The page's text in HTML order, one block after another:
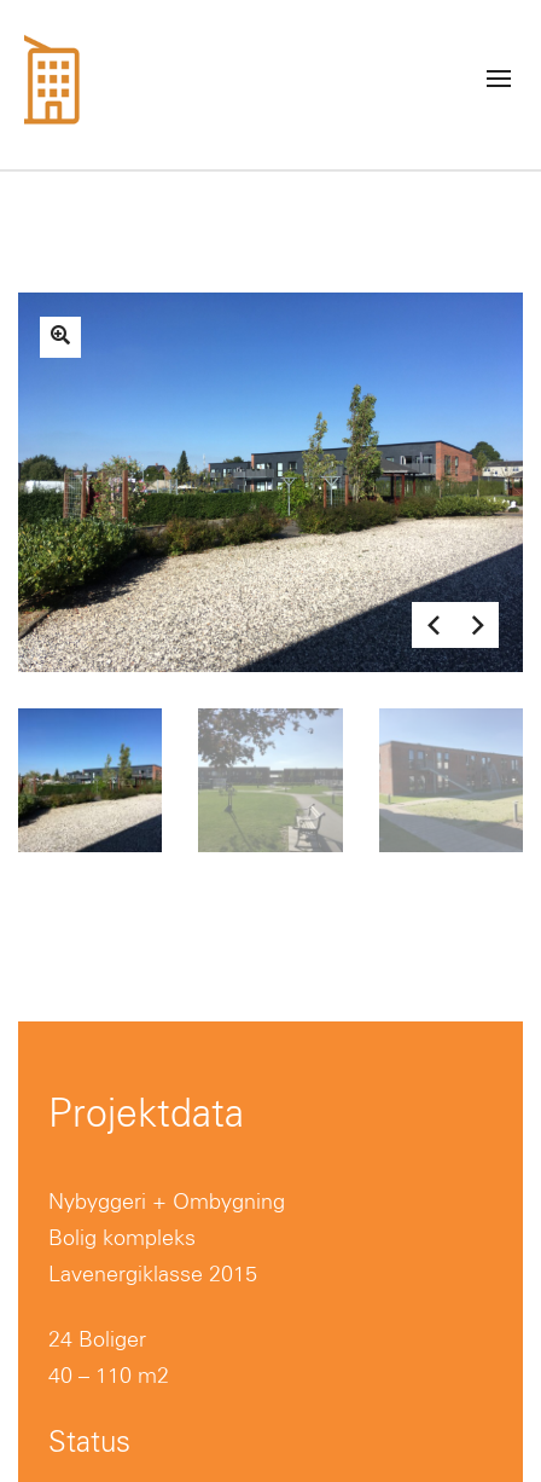
Projektdata
Nybyggeri + Ombygning
Bolig kompleks
Lavenergiklasse 2015
24 Boliger
40 – 110 m2
Status